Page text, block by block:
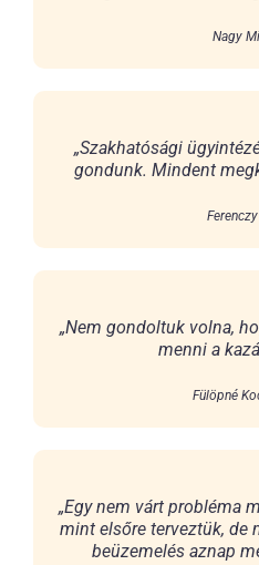
Nagy
„Szakhatósági
gondunk. Mindent
„Nem gondoltuk volna,
menni a
Fülöpné
„Egy nem várt probléma
mint elsőre terveztük, de
beüzemelés aznap